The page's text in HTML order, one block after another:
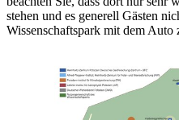
stehen und es generell Gästen
Wissenschaftspark mit dem Auto